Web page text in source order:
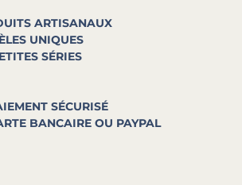
ARTISANAUX
UNIQUES
SÉRIES
SÉCURISÉ
BANCAIRE OU PAYPAL